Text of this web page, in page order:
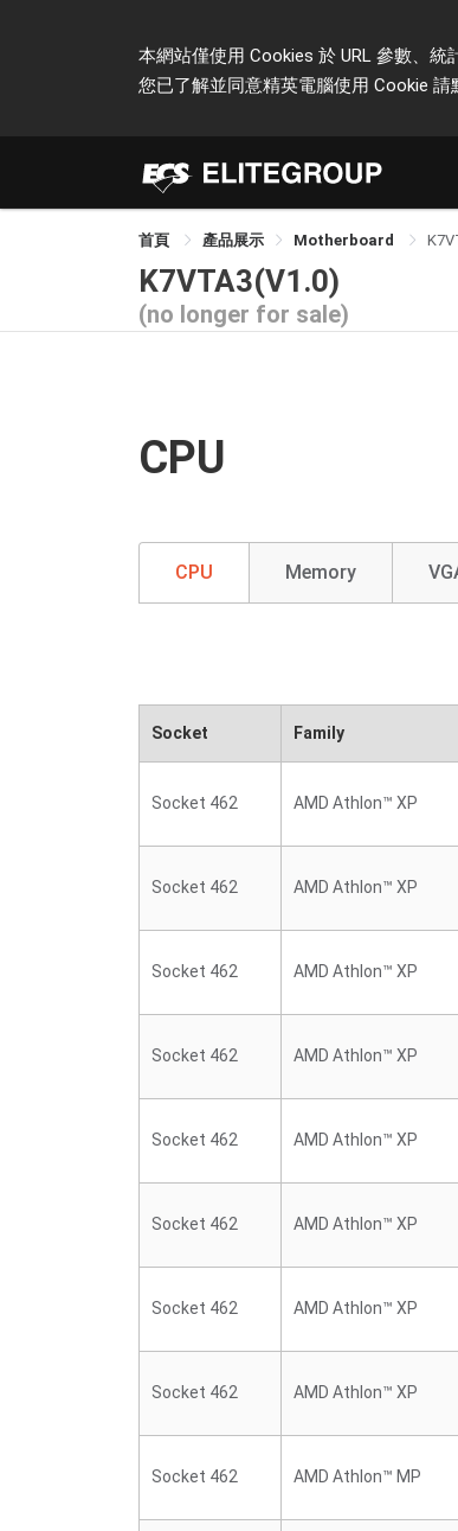
本網站僅使用 Cookies 於 URL 參數、
您已了解並同意精英電腦使用 Cookie 請
首頁 產品展示 Motherboard
K7VTA3(V1.0)
(no longer for sale)
CPU
CPU Memory
Socket Family
Socket 462 AMD Athlon™ XP
Socket 462 AMD Athlon™ XP
Socket 462 AMD Athlon™ XP
Socket 462 AMD Athlon™ XP
Socket 462 AMD Athlon™ XP
Socket 462 AMD Athlon™ XP
Socket 462 AMD Athlon™ XP
Socket 462 AMD Athlon™ XP
Socket 462 AMD Athlon™ MP